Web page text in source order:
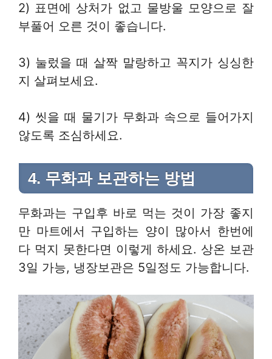
2) 표면에 상처가 없고 물방울 모양으로 잘
부풀어 오른 것이 좋습니다.
3) 눌렀을 때 살짝 말랑하고 꼭지가 싱싱한
지 살펴보세요.
4) 씻을 때 물기가 무화과 속으로 들어가지
않도록 조심하세요.
4. 무화과 보관하는 방법
무화과는 구입후 바로 먹는 것이 가장 좋지
만 마트에서 구입하는 양이 많아서 한번에
다 먹지 못한다면 이렇게 하세요. 상온 보관
3일 가능, 냉장보관은 5일정도 가능합니다.